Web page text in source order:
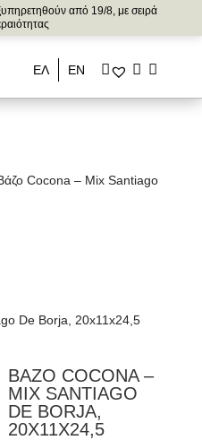
από 19/8, με σειρά
ΕΛ ΕΝ
Cocona – Mix Santiago
ΒΑΖΟ COCONA –
MIX SANTIAGO
DE BORJA,
20X11X24,5